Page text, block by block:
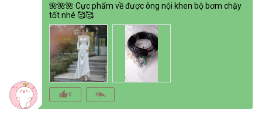
🌺🌺🌺 Cực phẩm về được ông nội khen bộ bơm chậy
tốt nhé 🥰🥰
thumb_up_alt0 reply_all